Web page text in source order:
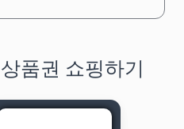
품권 쇼핑하기